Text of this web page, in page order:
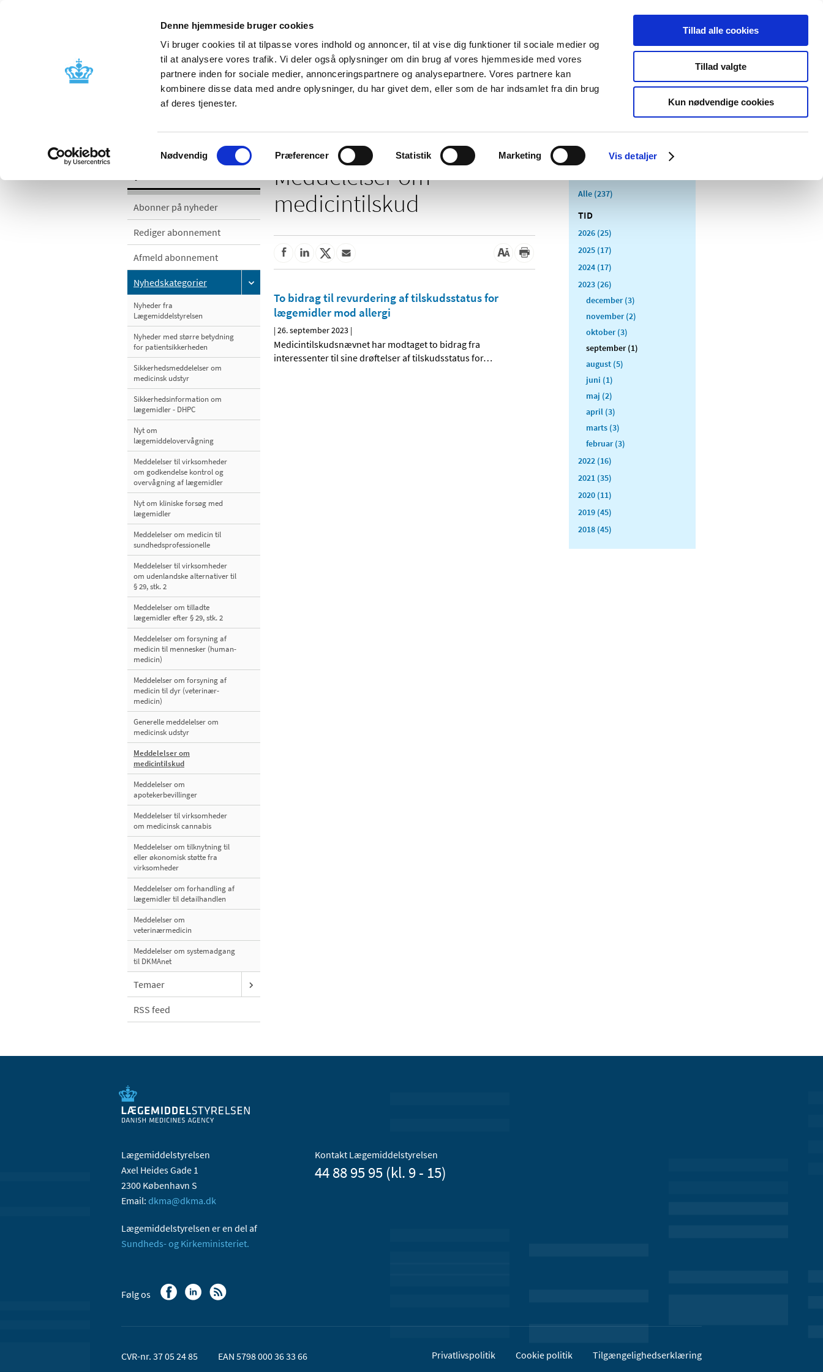
Denne hjemmeside bruger cookies
Vi bruger cookies til at tilpasse vores indhold og annoncer, til at vise dig funktioner til sociale medier og
til at analysere vores trafik. Vi deler også oplysninger om din brug af vores hjemmeside med vores
partnere inden for sociale medier, annonceringspartnere og analysepartnere. Vores partnere kan
kombinere disse data med andre oplysninger, du har givet dem, eller som de har indsamlet fra din brug
af deres tjenester.
Samtykkevalg
Nødvendig Præferencer Statistik Marketing Vis detaljer
Tillad alle cookies
Tillad valgte
Kun nødvendige cookies
Nyheder Om os Kontakt Udgivelser
Godkendelse og
Bivirkninger og
produktinformation
Tilskud og
Apoteker og salg af
Medicinsk
Særlige
produktområder
Abonner på nyheder
Rediger abonnement
Afmeld abonnement
Nyhedskategorier
Nyheder fra
Lægemiddelstyrelsen
Nyheder med større betydning
for patientsikkerheden
Sikkerhedsmeddelelser om
medicinsk udstyr
Sikkerhedsinformation om
lægemidler - DHPC
Nyt om
lægemiddelovervågning
Meddelelser til virksomheder
om godkendelse kontrol og
overvågning af lægemidler
Nyt om kliniske forsøg med
lægemidler
Meddelelser om medicin til
sundhedsprofessionelle
Meddelelser til virksomheder
om udenlandske alternativer til
§ 29, stk. 2
Meddelelser om tilladte
lægemidler efter § 29, stk. 2
Meddelelser om forsyning af
medicin til mennesker (human-
medicin)
Meddelelser om forsyning af
medicin til dyr (veterinær-
medicin)
Generelle meddelelser om
medicinsk udstyr
Meddelelser om
medicintilskud
Meddelelser om
apotekerbevillinger
Meddelelser til virksomheder
om medicinsk cannabis
Meddelelser om tilknytning til
eller økonomisk støtte fra
virksomheder
Meddelelser om forhandling af
lægemidler til detailhandlen
Meddelelser om
veterinærmedicin
Meddelelser om systemadgang
til DKMAnet
Temaer
RSS feed
Meddelelser om
medicintilskud
To bidrag til revurdering af tilskudsstatus for
lægemidler mod allergi
|26. september 2023 |
Medicintilskudsnævnet har modtaget to bidrag fra
interessenter til sine drøftelser af tilskudsstatus for…
Alle (237)
TID
2026 (25)
2025 (17)
2024 (17)
2023 (26)
december (3)
november (2)
oktober (3)
september (1)
august (5)
juni (1)
maj (2)
april (3)
marts (3)
februar (3)
2022 (16)
2021 (35)
2020 (11)
2019 (45)
2018 (45)
Lægemiddelstyrelsen
Axel Heides Gade 1
2300 København S
Email: dkma@dkma.dk
Lægemiddelstyrelsen er en del af
Sundheds- og Kirkeministeriet.
Kontakt Lægemiddelstyrelsen
44 88 95 95 (kl. 9 - 15)
Følg os
CVR-nr. 37 05 24 85 EAN 5798 000 36 33 66 Privatlivspolitik Cookie politik Tilgængelighedserklæring